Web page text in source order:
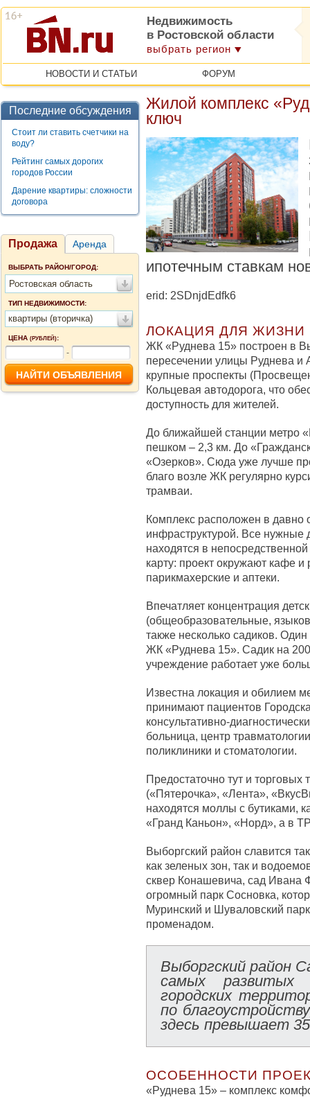
Недвижимость
в Ростовской области
выбрать регион
НОВОСТИ И СТАТЬИ ФОРУМ
Последние обсуждения
Стоит ли ставить счетчики на
воду?
Рейтинг самых дорогих
городов России
Дарение квартиры: сложности
договора
Продажа Аренда
ВЫБРАТЬ РАЙОН/ГОРОД:
Ростовская область
ТИП НЕДВИЖИМОСТИ:
квартиры (вторичка)
ЦЕНА (РУБЛЕЙ):
-
Жилой комплекс
ключ
ипотечным ставкам
erid: 2SDnjdEdfk6
ЛОКАЦИЯ ДЛЯ ЖИЗНИ
ЖК «Руднева 15» построен в
пересечении улицы Руднева и
крупные проспекты
Кольцевая автодорога, что
доступность для жителей.
До ближайшей станции метро
пешком – 2,3 км. До
«Озерков». Сюда уже лучше
благо возле ЖК регулярно
трамваи.
Комплекс расположен в давно
инфраструктурой. Все
находятся в
карту: проект окружают кафе
парикмахерские и аптеки.
Впечатляет концентрация
(общеобразовательные,
также несколько садиков.
ЖК «Руднева 15». Садик на
учреждение работает уже
Известна локация и обилием
принимают пациентов
консультативно-
больница, центр
поликлиники и стоматологии.
Предостаточно тут и
(«Пятерочка», «Лента»,
находятся моллы с бутиками,
«Гранд Каньон», «Норд», а в
Выборгский район славится
как зеленых зон, так и
сквер Конашевича, сад Ивана
огромный парк Сосновка,
Муринский и Шуваловский
променадом.
Выборгский район
самых развитых
городских
по
здесь превышает
ОСОБЕННОСТИ
«Руднева 15» – комплекс